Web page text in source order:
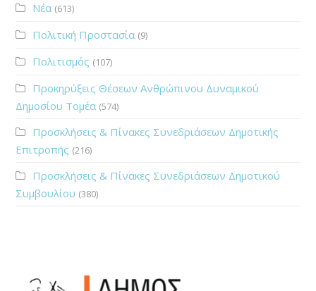
Νέα (613)
Πολιτική Προστασία (9)
Πολιτισμός (107)
Προκηρύξεις Θέσεων Ανθρώπινου Δυναμικού
Δημοσίου Τομέα (574)
Προσκλήσεις & Πίνακες Συνεδριάσεων Δημοτικής
Επιτροπής (216)
Προσκλήσεις & Πίνακες Συνεδριάσεων Δημοτικού
Συμβουλίου (380)